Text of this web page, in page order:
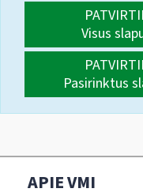
Visus
Pasirinktus
APIE VMI